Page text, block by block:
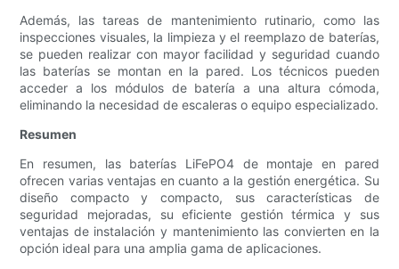
Además, las tareas de mantenimiento rutinario, como las
inspecciones visuales, la limpieza y el reemplazo de baterías,
se pueden realizar con mayor facilidad y seguridad cuando
las baterías se montan en la pared. Los técnicos pueden
acceder a los módulos de batería a una altura cómoda,
eliminando la necesidad de escaleras o equipo especializado.
Resumen
En resumen, las baterías LiFePO4 de montaje en pared
ofrecen varias ventajas en cuanto a la gestión energética. Su
diseño compacto y compacto, sus características de
seguridad mejoradas, su eficiente gestión térmica y sus
ventajas de instalación y mantenimiento las convierten en la
opción ideal para una amplia gama de aplicaciones.